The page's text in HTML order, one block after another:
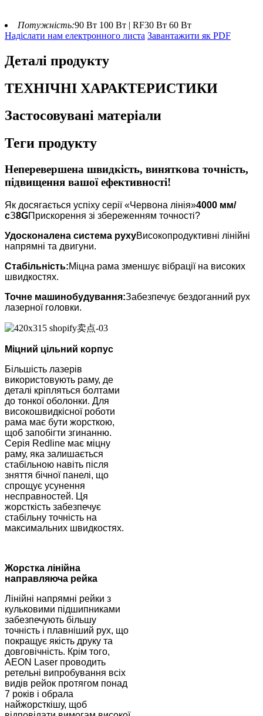
Потужність:90 Вт 100 Вт | RF30 Вт 60 Вт
Надіслати нам електронного листа Завантажити як PDF
Деталі продукту
ТЕХНІЧНІ ХАРАКТЕРИСТИКИ
Застосовувані матеріали
Теги продукту
Неперевершена швидкість, виняткова точність,
підвищення вашої ефективності!
Як досягається успіху серії «Червона лінія»4000 мм/
сЗ8GПрискорення зі збереженням точності?
Удосконалена система рухуВисокопродуктивні лінійні
напрямні та двигуни.
Стабільність:Міцна рама зменшує вібрації на високих
швидкостях.
Точне машинобудування:Забезпечує бездоганний рух
лазерної головки.
Міцний цільний корпус
Більшість лазерів
використовують раму, де
деталі кріпляться болтами
до тонкої оболонки. Для
високошвидкісної роботи
рама має бути жорсткою,
щоб запобігти згинанню.
Серія Redline має міцну
раму, яка залишається
стабільною навіть після
зняття бічної панелі, що
спрощує усунення
несправностей. Ця
жорсткість забезпечує
стабільну точність на
максимальних швидкостях.
Жорстка лінійна
направляюча рейка
Лінійні напрямні рейки з
кульковими підшипниками
забезпечують більшу
точність і плавніший рух, що
покращує якість друку та
довговічність. Крім того,
AEON Laser проводить
ретельні випробування всіх
видів рейок протягом понад
7 років і обрала
найжорсткішу, щоб